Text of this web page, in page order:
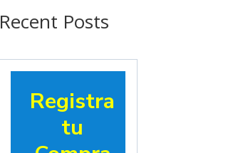
Recent Posts
Registra
tu